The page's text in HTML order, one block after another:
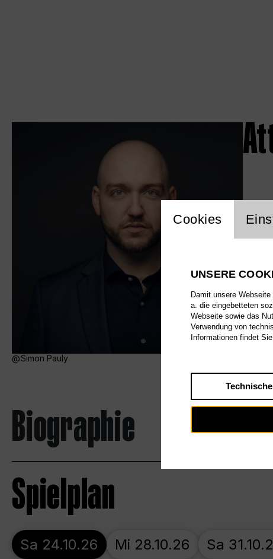
Simon Pauly
Biographie
Spielplan
Sa 24.10.26 Mi 28.10.26 Sa
Cookies
UNSERE
Damit unsere
a. die eingebetteten
Webseite sowie das
Verwendung von
Informationen findet